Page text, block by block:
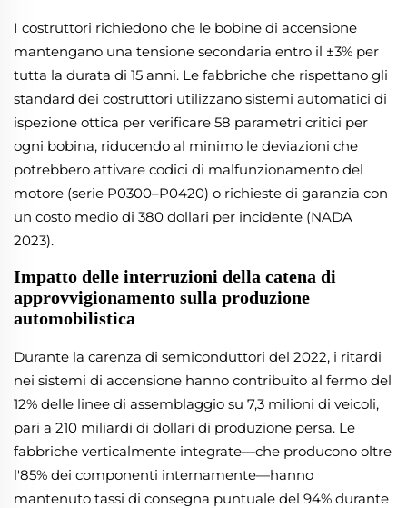
I costruttori richiedono che le bobine di accensione
mantengano una tensione secondaria entro il ±3% per
tutta la durata di 15 anni. Le fabbriche che rispettano gli
standard dei costruttori utilizzano sistemi automatici di
ispezione ottica per verificare 58 parametri critici per
ogni bobina, riducendo al minimo le deviazioni che
potrebbero attivare codici di malfunzionamento del
motore (serie P0300–P0420) o richieste di garanzia con
un costo medio di 380 dollari per incidente (NADA
2023).
Impatto delle interruzioni della catena di
approvvigionamento sulla produzione
automobilistica
Durante la carenza di semiconduttori del 2022, i ritardi
nei sistemi di accensione hanno contribuito al fermo del
12% delle linee di assemblaggio su 7,3 milioni di veicoli,
pari a 210 miliardi di dollari di produzione persa. Le
fabbriche verticalmente integrate—che producono oltre
l'85% dei componenti internamente—hanno
mantenuto tassi di consegna puntuale del 94% durante